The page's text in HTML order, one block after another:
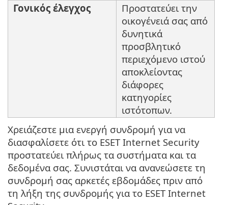
Γονικός έλεγχος
Προστατεύει την
οικογένειά σας από
δυνητικά
προσβλητικό
περιεχόμενο ιστού
αποκλείοντας
διάφορες
κατηγορίες
ιστότοπων.
Χρειάζεστε μια ενεργή συνδρομή για να
διασφαλίσετε ότι το ESET Internet Security
προστατεύει πλήρως τα συστήματα και τα
δεδομένα σας. Συνιστάται να ανανεώσετε τη
συνδρομή σας αρκετές εβδομάδες πριν από
τη λήξη της συνδρομής για το ESET Internet